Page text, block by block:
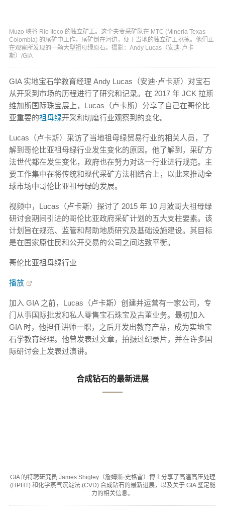
Muzo 峡谷 Rio Itoco 的独立矿工。这个夫妻采矿队在 MTC (Mineria Texas
Colombia) 的尾矿中工作，尾矿倒在河边，便于当地的独立矿工挑拣。他们正
在观察所发现的一颗大型祖母绿原石。摄影：Andy Lucas（安迪·卢卡
斯）/GIA
GIA 实地宝石学教育经理 Andy Lucas（安迪·卢卡斯）对宝石
从开采到市场的历程进行了研究和记录。在 2017 年 JCK 拉斯
维加斯国际珠宝展上，Lucas（卢卡斯）分享了自己在哥伦比
亚重要的祖母绿开采和切磨行业观察到的变化。
Lucas（卢卡斯）采访了当地祖母绿贸易行业的相关人员，了
解到哥伦比亚祖母绿行业发生变化的原因。他了解到，采矿方
法世代都在发生变化，政府也在努力对这一行业进行规范。主
要工作集中在将传统和现代采矿方法相结合上，以此来推动全
球市场中哥伦比亚祖母绿的发展。
视频中，Lucas（卢卡斯）探讨了 2015 年 10 月波哥大祖母绿
研讨会期间引进的哥伦比亚政府采矿计划的五大支柱要素。该
计划旨在规范、监管和帮助地质研究及基础设施建设。其目标
是在国家原住民和公开交易的公司之间达致平衡。
哥伦比亚祖母绿行业
播放
加入 GIA 之前，Lucas（卢卡斯）创建并运营有一家公司，专
门从事国际批发和私人零售宝石珠宝及古董业务。最初加入
GIA 时，他担任讲师一职，之后开发出教育产品，成为实地宝
石学教育经理。他曾发表过文章，拍摄过纪录片，并在许多国
际研讨会上发表过演讲。
合成钻石的最新进展
GIA 的特聘研究员 James Shigley（詹姆斯·史格雷）博士分享了高温高压处理
(HPHT) 和化学蒸气沉淀法 (CVD) 合成钻石的最新进展，以及关于 GIA 鉴定能
力的相关信息。